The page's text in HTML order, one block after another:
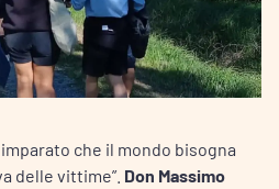
che il mondo bisogna
delle vittime”. Don Massimo